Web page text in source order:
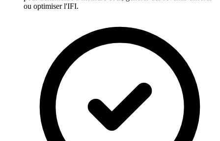
ou optimiser l'IFI.